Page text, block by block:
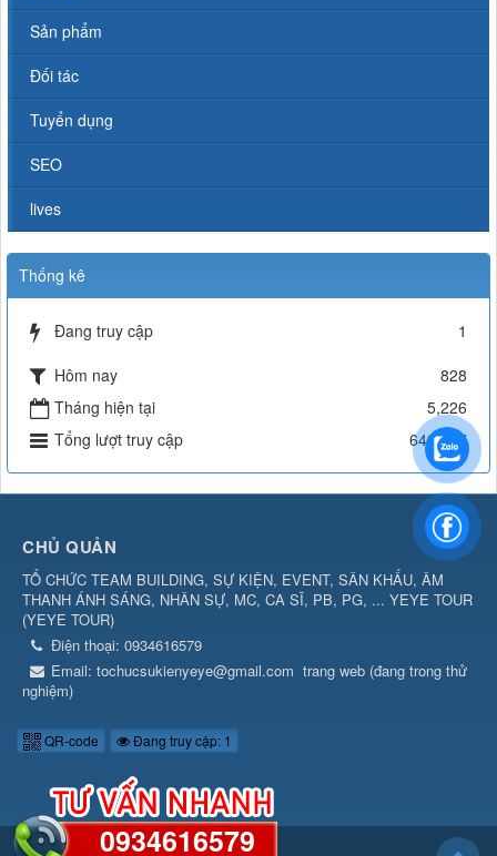
Sản phẩm
Đối tác
Tuyển dụng
SEO
lives
Thống kê
Đang truy cập
1
Hôm nay
828
Tháng hiện tại
5,226
Tổng lượt truy cập
642,057
CHỦ QUẢN
TỔ CHỨC TEAM BUILDING, SỰ KIỆN, EVENT, SÂN KHẤU, ÂM
THANH ÁNH SÁNG, NHÂN SỰ, MC, CA SĨ, PB, PG, ... YEYE TOUR
(YEYE TOUR)
Điện thoại: 0934616579
Email: tochucsukienyeye@gmail.com trang web (đang trong thử
nghiệm)
QR-code Đang truy cập: 1
0934616579